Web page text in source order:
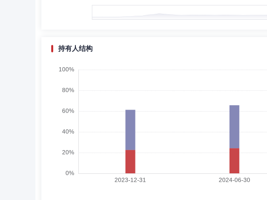
邹树波先生：获管理学学士学位。曾任天健会计师事务所高级项目经理、
郭海明 副总经理 学历：硕士 任职日期：2024-10-25
郭海明女士：硕士研究生。曾任摩根士丹利证券(中国)有限公司、野村东方
持有人结构